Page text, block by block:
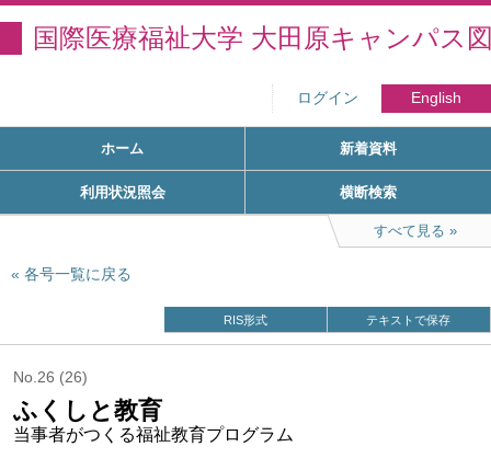
国際医療福祉大学 大田原キャンパス
ログイン English
ホーム 新着資料
利用状況照会 横断検索
すべて見る
各号一覧に戻る
RIS形式 テキストで保存
No.26 (26)
ふくしと教育
当事者がつくる福祉教育プログラム